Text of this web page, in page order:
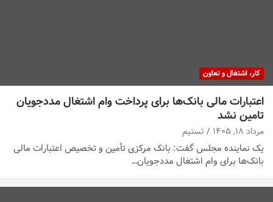
کار، اشتغال و تعاون
اعتبارات مالی بانک‌ها برای پرداخت وام اشتغال مددجویان
تامین نشد
مرداد ۱۸, ۱۴۰۵ تسنیم
یک نماینده مجلس گفت: بانک مرکزی تأمین و تخصیص اعتبارات مالی
بانک‌ها برای وام اشتغال مددجویان…